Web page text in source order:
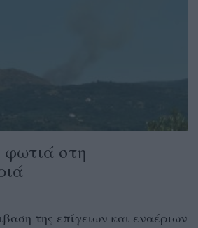
στη
της επίγειων και εναέριων